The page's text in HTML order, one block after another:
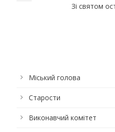
Зі святом
Міський голова
Старости
Виконавчий комітет